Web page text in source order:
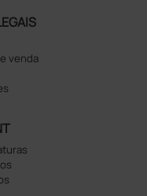
venda